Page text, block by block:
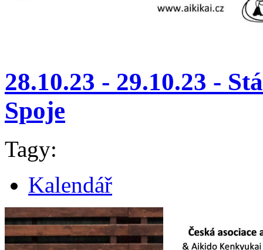
28.10.23 - 29.10.23 -
Spoje
Tagy:
Kalendář